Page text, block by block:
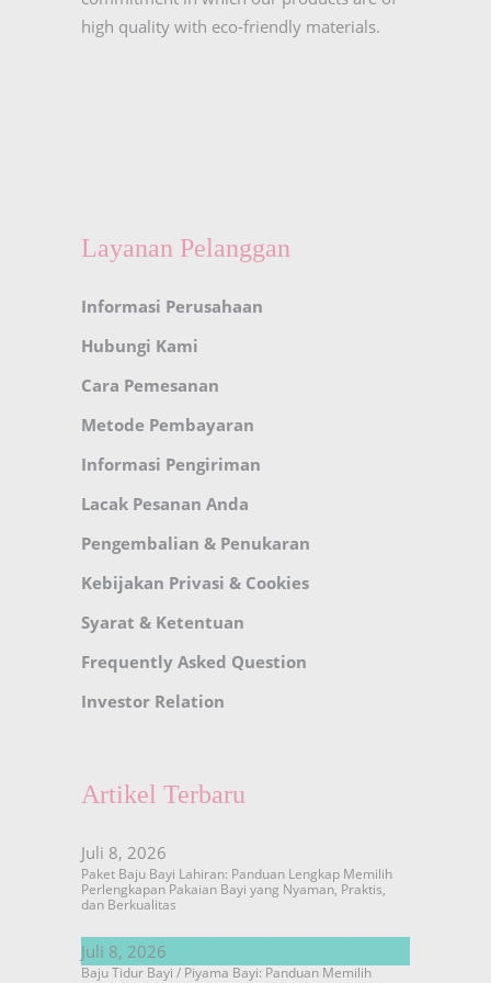
high quality with eco-friendly materials.
Layanan Pelanggan
Informasi Perusahaan
Hubungi Kami
Cara Pemesanan
Metode Pembayaran
Informasi Pengiriman
Lacak Pesanan Anda
Pengembalian & Penukaran
Kebijakan Privasi & Cookies
Syarat & Ketentuan
Frequently Asked Question
Investor Relation
Artikel Terbaru
Juli 8, 2026
Paket Baju Bayi Lahiran: Panduan Lengkap Memilih
Perlengkapan Pakaian Bayi yang Nyaman, Praktis,
dan Berkualitas
Juli 8, 2026
Baju Tidur Bayi / Piyama Bayi: Panduan Memilih